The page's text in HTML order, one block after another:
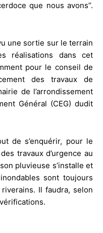
que nous avons’’.
une sortie sur le terrain
réalisations dans cet
pour le conseil de
des travaux de
de l’arrondissement
Général (CEG) dudit
de s’enquérir, pour le
travaux d’urgence au
pluvieuse s’installe et
sont toujours
Il faudra, selon